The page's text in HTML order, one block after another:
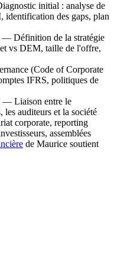
initial : analyse de
identification des gaps, plan
— Définition de la stratégie
vs DEM, taille de l'offre,
(Code of Corporate
IFRS, politiques de
— Liaison entre le
auditeurs et la société
corporate, reporting
assemblées
de Maurice soutient